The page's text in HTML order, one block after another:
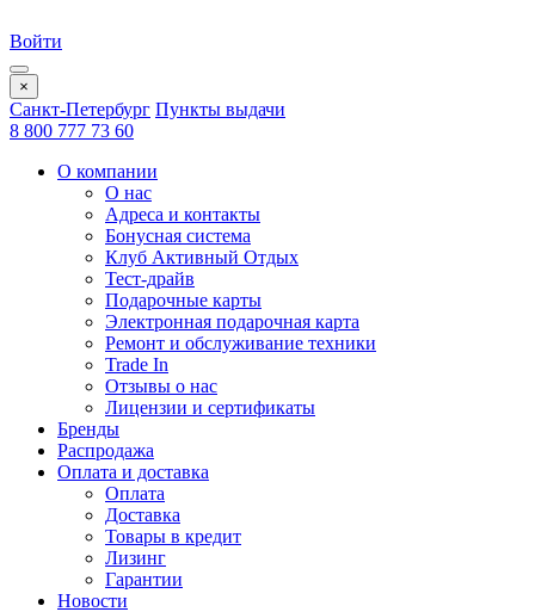
Войти
×
Санкт-Петербург Пункты выдачи
8 800 777 73 60
О компании
О нас
Адреса и контакты
Бонусная система
Клуб Активный Отдых
Тест-драйв
Подарочные карты
Электронная подарочная карта
Ремонт и обслуживание техники
Trade In
Отзывы о нас
Лицензии и сертификаты
Бренды
Распродажа
Оплата и доставка
Оплата
Доставка
Товары в кредит
Лизинг
Гарантии
Новости